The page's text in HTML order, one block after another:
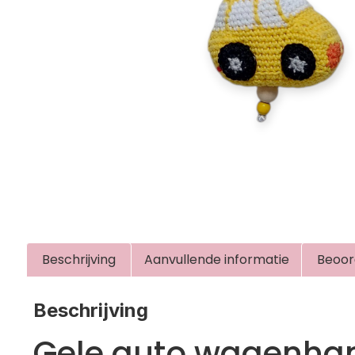
Beschrijving Aanvullende informatie
Beschrijving